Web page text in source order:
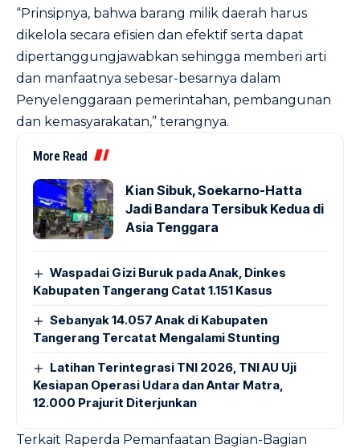
“Prinsipnya, bahwa barang milik daerah harus
dikelola secara efisien dan efektif serta dapat
dipertanggungjawabkan sehingga memberi arti
dan manfaatnya sebesar-besarnya dalam
Penyelenggaraan pemerintahan, pembangunan
dan kemasyarakatan,” terangnya.
More Read
Kian Sibuk, Soekarno-Hatta
Jadi Bandara Tersibuk Kedua di
Asia Tenggara
Waspadai Gizi Buruk pada Anak, Dinkes
Kabupaten Tangerang Catat 1.151 Kasus
Sebanyak 14.057 Anak di Kabupaten
Tangerang Tercatat Mengalami Stunting
Latihan Terintegrasi TNI 2026, TNI AU Uji
Kesiapan Operasi Udara dan Antar Matra,
12.000 Prajurit Diterjunkan
Terkait Raperda Pemanfaatan Bagian-Bagian